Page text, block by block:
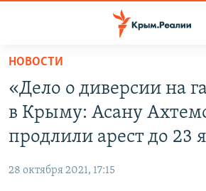
Вернуться
основному
содержанию
Вернутся
главной
навигации
СПЕЦПРОЕКТЫ
11 ЛЕТ ОККУПАЦИИ КРЫМА. 11 ИСТОРИЙ
ВОДА
ЕЩЕ
НОВОСТИ
«Дело о диверсии на
в Крыму: Асану
продлили арест до 23
28 октября 2021, 17:15